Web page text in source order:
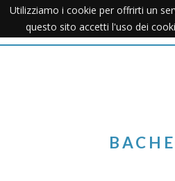
Utilizziamo i cookie per offrirti un
questo sito accetti l'uso dei